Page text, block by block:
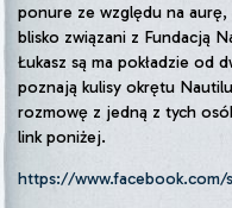
ponure ze względu na
blisko związani z Fundacją
Łukasz są ma pokładzie od
poznają kulisy okrętu
rozmowę z jedną z tych
link poniżej.
https://www.facebook.com/